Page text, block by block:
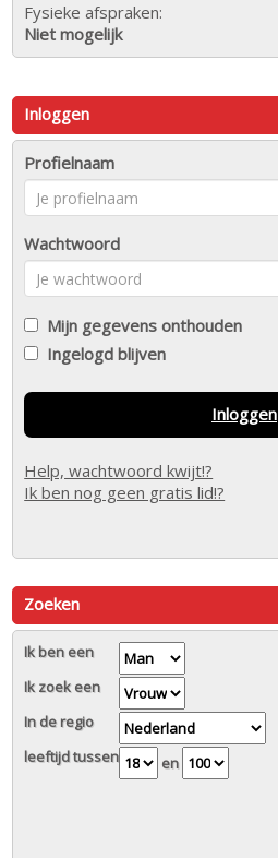
Fysieke afspraken:
Niet mogelijk
Inloggen
Profielnaam
Wachtwoord
Mijn gegevens onthouden
Ingelogd blijven
Inloggen
Help, wachtwoord kwijt!?
Ik ben nog geen gratis lid!?
Zoeken
Ik ben een
Ik zoek een
In de regio
leeftijd tussen
en